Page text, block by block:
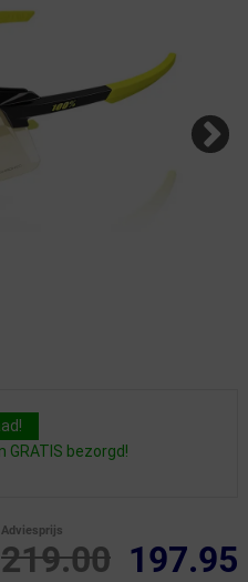
GRATIS bezorgd!
219.00
Adviesprijs
197.95